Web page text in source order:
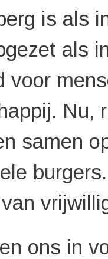
is als
als
voor
Nu,
samen
ons in